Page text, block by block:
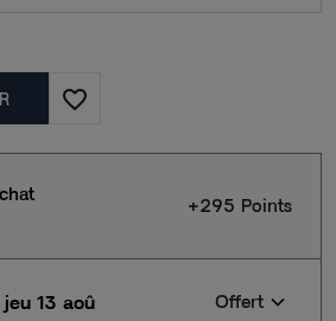
favorite_border
+295 Points
jeu 13 aoû Offert